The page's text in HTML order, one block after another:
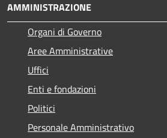
AMMINISTRAZIONE
Organi di Governo
Aree Amministrative
Uffici
Enti e fondazioni
Politici
Personale Amministrativo